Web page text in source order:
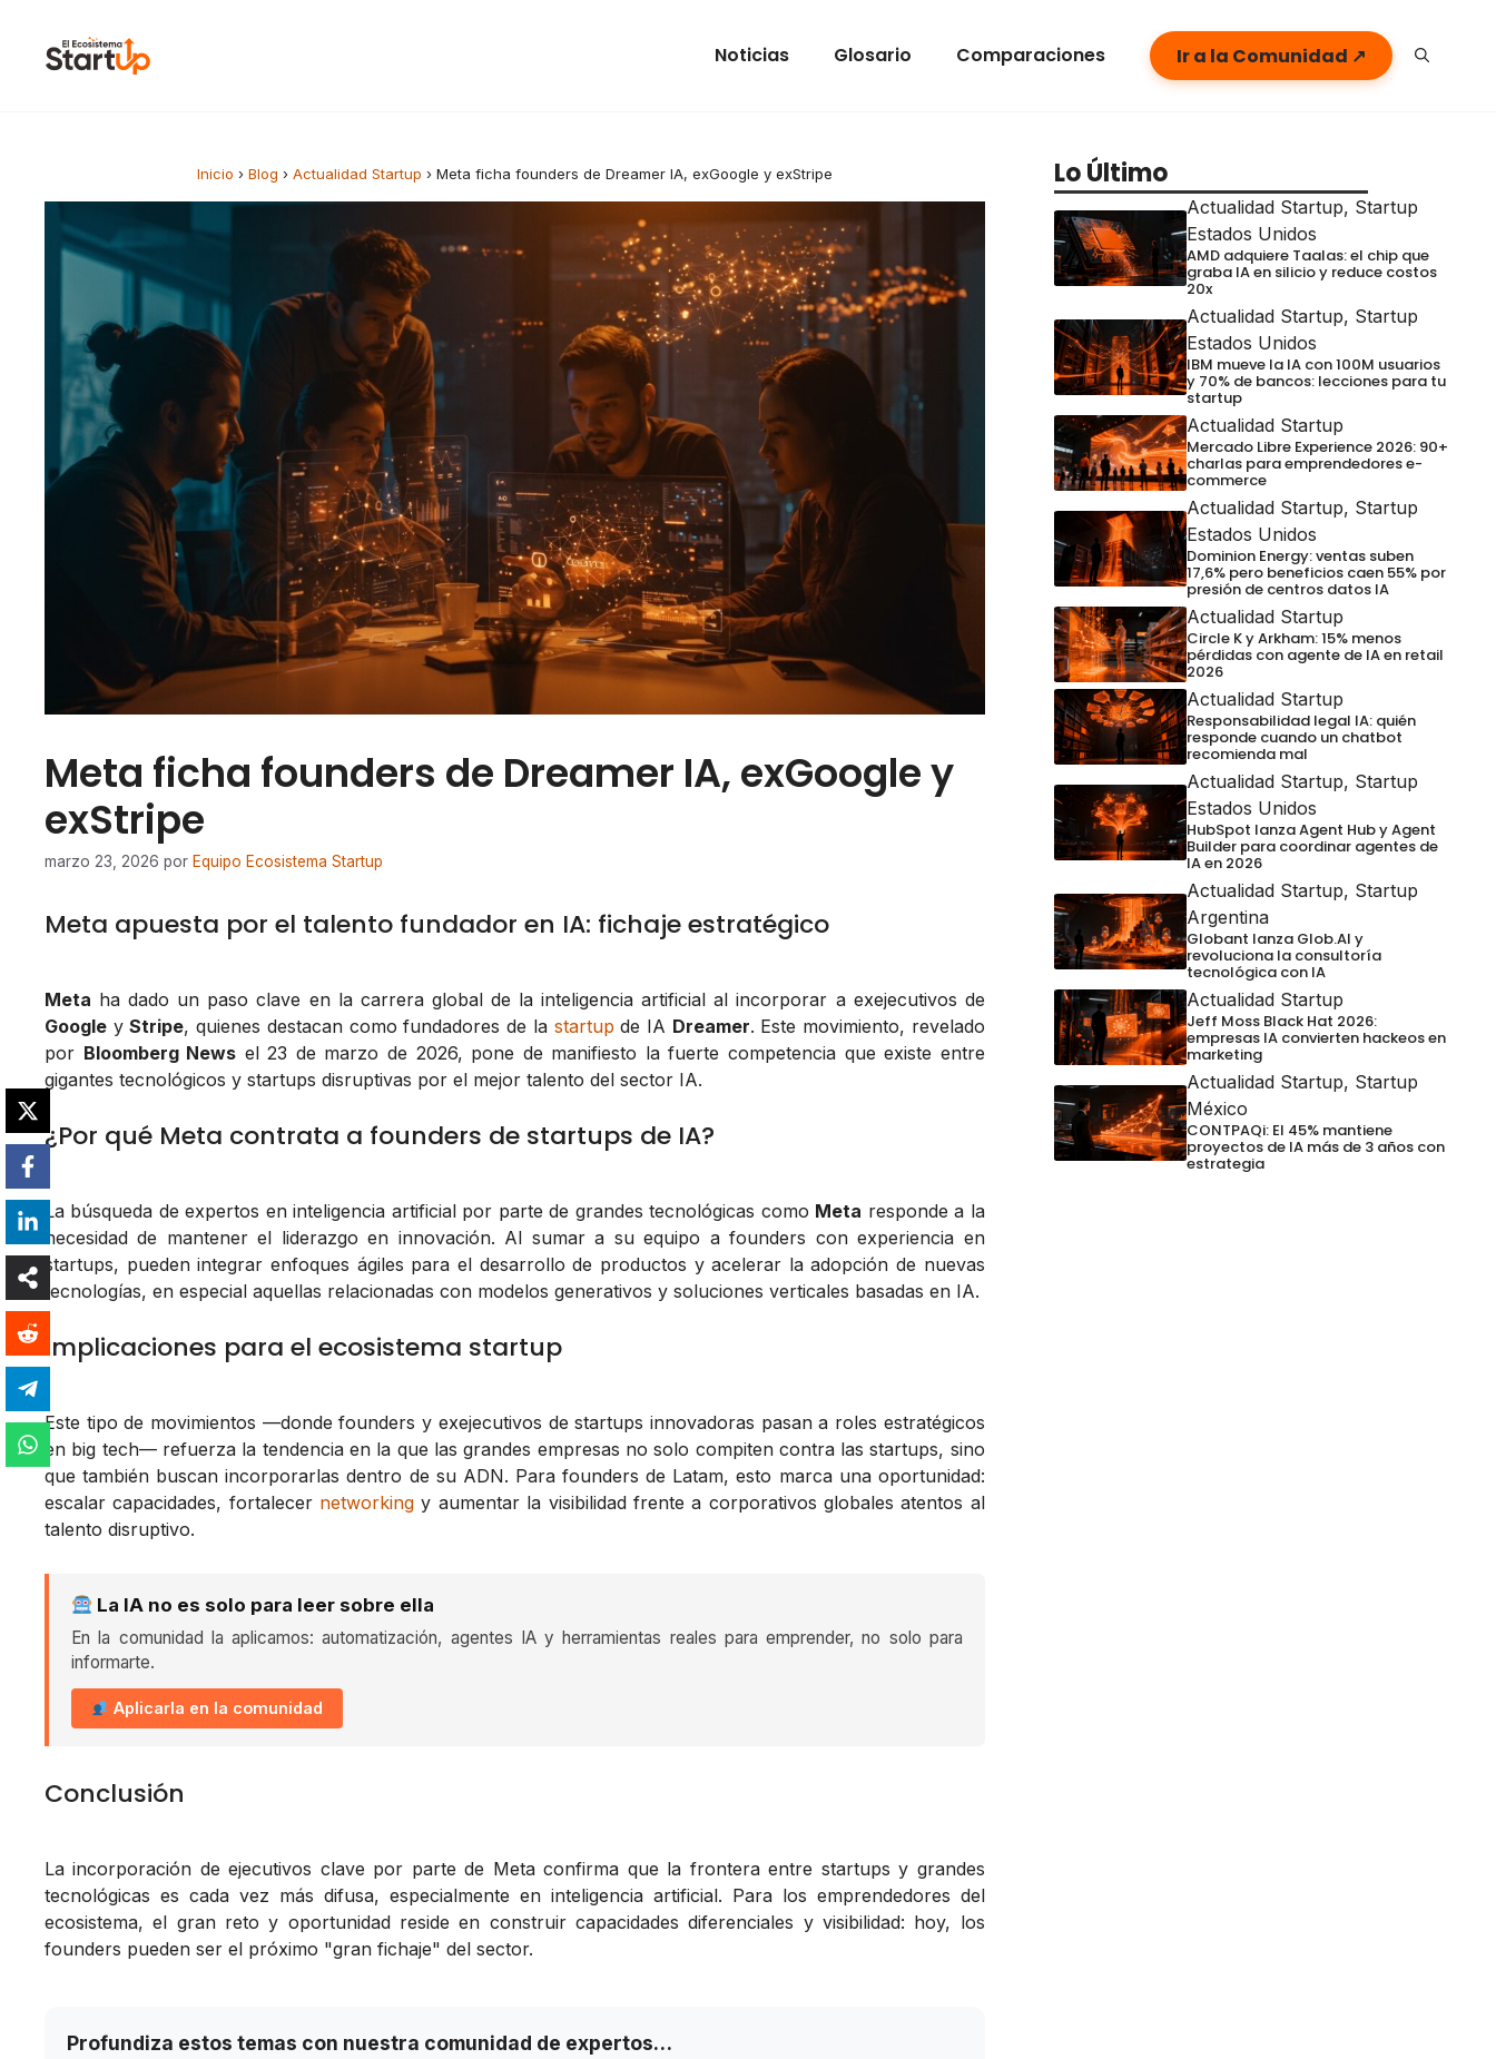
Noticias Glosario Comparaciones Ir a la Comunidad ↗
Inicio › Blog › Actualidad Startup › Meta ficha founders de Dreamer IA, exGoogle y exStripe
Meta ficha founders de Dreamer IA, exGoogle y
exStripe
marzo 23, 2026 por Equipo Ecosistema Startup
Meta apuesta por el talento fundador en IA: fichaje estratégico
Meta ha dado un paso clave en la carrera global de la inteligencia artificial al incorporar a exejecutivos de
Google yStripe, quienes destacan como fundadores de la startup de IA Dreamer. Este movimiento, revelado
por Bloomberg News el 23 de marzo de 2026, pone de manifiesto la fuerte competencia que existe entre
gigantes tecnológicos y startups disruptivas por el mejor talento del sector IA.
¿Por qué Meta contrata a founders de startups de IA?
La búsqueda de expertos en inteligencia artificial por parte de grandes tecnológicas como Meta responde a la
necesidad de mantener el liderazgo en innovación. Al sumar a su equipo a founders con experiencia en
startups, pueden integrar enfoques ágiles para el desarrollo de productos y acelerar la adopción de nuevas
tecnologías, en especial aquellas relacionadas con modelos generativos y soluciones verticales basadas en IA.
Implicaciones para el ecosistema startup
Este tipo de movimientos —donde founders y exejecutivos de startups innovadoras pasan a roles estratégicos
en big tech— refuerza la tendencia en la que las grandes empresas no solo compiten contra las startups, sino
que también buscan incorporarlas dentro de su ADN. Para founders de Latam, esto marca una oportunidad:
escalar capacidades, fortalecer networking y aumentar la visibilidad frente a corporativos globales atentos al
talento disruptivo.
La IA no es solo para leer sobre ella
En la comunidad la aplicamos: automatización, agentes IA y herramientas reales para emprender, no solo para
informarte.
Aplicarla en la comunidad
Conclusión
La incorporación de ejecutivos clave por parte de Meta confirma que la frontera entre startups y grandes
tecnológicas es cada vez más difusa, especialmente en inteligencia artificial. Para los emprendedores del
ecosistema, el gran reto y oportunidad reside en construir capacidades diferenciales y visibilidad: hoy, los
founders pueden ser el próximo "gran fichaje" del sector.
Profundiza estos temas con nuestra comunidad de expertos…
Lo Último
Actualidad Startup, Startup
Estados Unidos
AMD adquiere Taalas: el chip que
graba IA en silicio y reduce costos
20x
Actualidad Startup, Startup
Estados Unidos
IBM mueve la IA con 100M usuarios
y 70% de bancos: lecciones para tu
startup
Actualidad Startup
Mercado Libre Experience 2026: 90+
charlas para emprendedores e-
commerce
Actualidad Startup, Startup
Estados Unidos
Dominion Energy: ventas suben
17,6% pero beneficios caen 55% por
presión de centros datos IA
Actualidad Startup
Circle K y Arkham: 15% menos
pérdidas con agente de IA en retail
2026
Actualidad Startup
Responsabilidad legal IA: quién
responde cuando un chatbot
recomienda mal
Actualidad Startup, Startup
Estados Unidos
HubSpot lanza Agent Hub y Agent
Builder para coordinar agentes de
IA en 2026
Actualidad Startup, Startup
Argentina
Globant lanza Glob.AI y
revoluciona la consultoría
tecnológica con IA
Actualidad Startup
Jeff Moss Black Hat 2026:
empresas IA convierten hackeos en
marketing
Actualidad Startup, Startup
México
CONTPAQi: El 45% mantiene
proyectos de IA más de 3 años con
estrategia